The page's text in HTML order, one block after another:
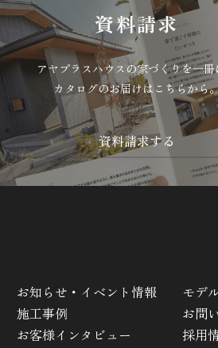
資料請求
アヤプラスハウスの家づくりを一冊
カタログのお届けはこちらから
お知らせ・イベント情報
施工事例
お客様インタビュー
モデ
お問
採用